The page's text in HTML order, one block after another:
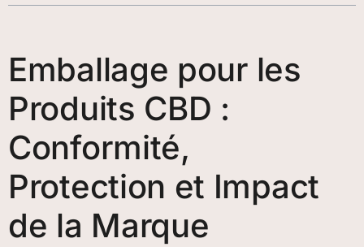
Emballage pour les
Produits CBD :
Conformité,
Protection et Impact
de la Marque